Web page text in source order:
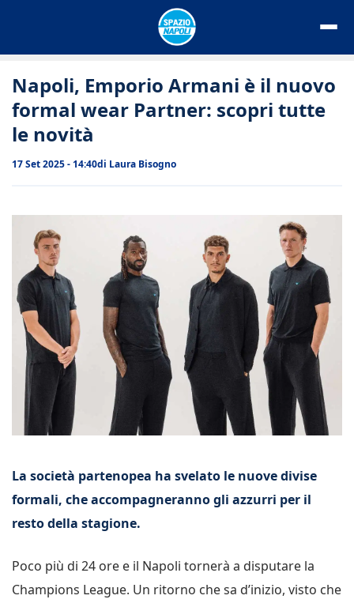
Napoli, Emporio Armani è il nuovo
formal wear Partner: scopri tutte
le novità
17 Set 2025 - 14:40di Laura Bisogno
La società partenopea ha svelato le nuove divise
formali, che accompagneranno gli azzurri per il
resto della stagione.
Poco più di 24 ore e il Napoli tornerà a disputare la
Champions League. Un ritorno che sa d’inizio, visto che